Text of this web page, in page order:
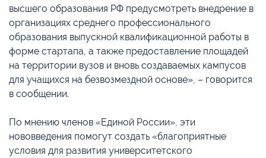
высшего образования РФ предусмотреть внедрение в
организациях среднего профессионального
образования выпускной квалификационной работы в
форме стартапа, а также предоставление площадей
на территории вузов и вновь создаваемых кампусов
для учащихся на безвозмездной основе», – говорится
в сообщении.
По мнению членов «Единой России», эти
нововведения помогут создать «благоприятные
условия для развития университетского